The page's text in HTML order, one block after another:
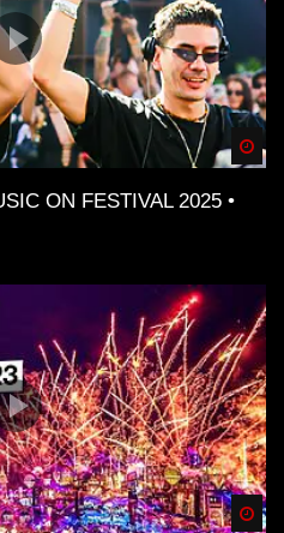
ON FESTIVAL 2025 •